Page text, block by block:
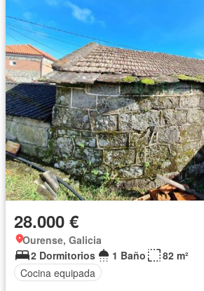
28.000 €
Ourense, Galicia
2 Dormitorios
1 Baño
82 m²
Cocina equipada